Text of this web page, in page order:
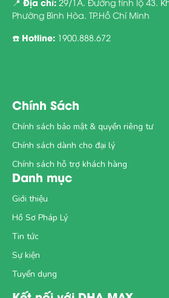
Phường Bình Hòa. TP.Hồ Chí Minh
☎️ Hotline: 1900.888.672
Chính Sách
Chính sách bảo mật & quyền riêng tư
Chính sách dành cho đại lý
Chính sách hỗ trợ khách hàng
Danh mục
Giới thiệu
Hồ Sơ Pháp Lý
Tin tức
Sự kiện
Tuyển dụng